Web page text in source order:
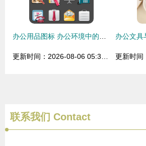
联系我们 Contact